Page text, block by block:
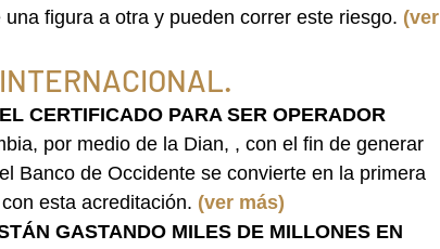
figura a otra y pueden correr este riesgo. (ver
CERTIFICADO PARA SER OPERADOR
por medio de la Dian, , con el fin de generar
Banco de Occidente se convierte en la primera
esta acreditación. (ver más)
GASTANDO MILES DE MILLONES EN